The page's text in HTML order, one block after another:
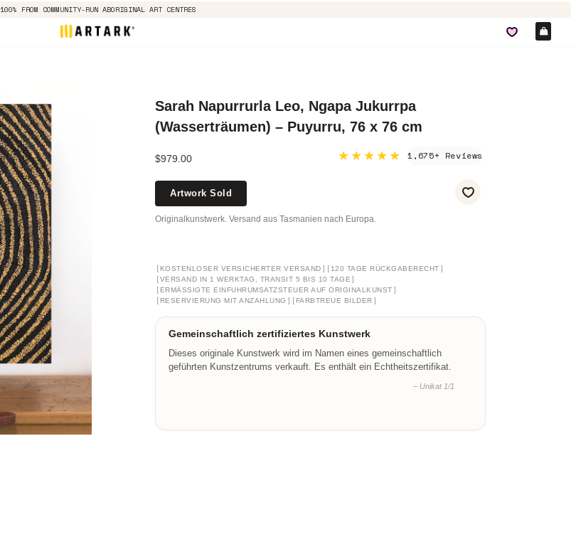
100% FROM COMMUNITY-RUN ABORIGINAL ART CENTRES
Sarah Napurrurla Leo, Ngapa Jukurrpa
(Wasserträumen) – Puyurru, 76 x 76 cm
$979.00 ★★★★★ 1,675+ Reviews
Artwork Sold
Originalkunstwerk. Versand aus Tasmanien nach Europa.
[ KOSTENLOSER VERSICHERTER VERSAND ] [ 120 TAGE RÜCKGABERECHT ]
[VERSAND IN 1 WERKTAG, TRANSIT 5 BIS 10 TAGE ]
[ ERMÄSSIGTE EINFUHRUMSATZSTEUER AUF ORIGINALKUNST
]
[ RESERVIERUNG MIT ANZAHLUNG ] [ FARBTREUE BILDER ]
Gemeinschaftlich zertifiziertes Kunstwerk
Dieses originale Kunstwerk wird im Namen eines gemeinschaftlich
geführten Kunstzentrums verkauft. Es enthält ein Echtheitszertifikat.
– Unikat 1/1